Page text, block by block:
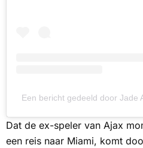
Een bericht gedeeld door Jade
Dat de ex-speler van Ajax
een reis naar Miami, komt